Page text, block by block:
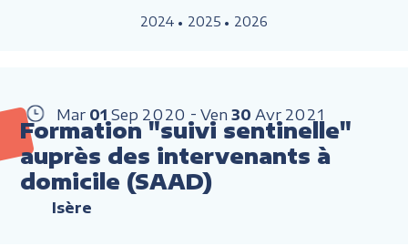
2024
2025 2026
Mar 01 Sep 2020 Ven 30 Avr 2021
Formation "suivi sentinelle"
auprès des intervenants à
domicile (SAAD)
Isère